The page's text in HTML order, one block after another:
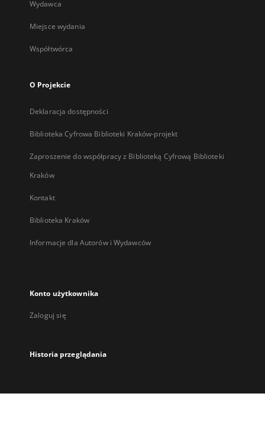
Wydawca
Miejsce wydania
Współtwórca
O Projekcie
Deklaracja dostępności
Biblioteka Cyfrowa Biblioteki Kraków-projekt
Zaproszenie do współpracy z Biblioteką Cyfrową Biblioteki
Kraków
Kontakt
Biblioteka Kraków
Informacje dla Autorów i Wydawców
Konto użytkownika
Zaloguj się
Historia przeglądania